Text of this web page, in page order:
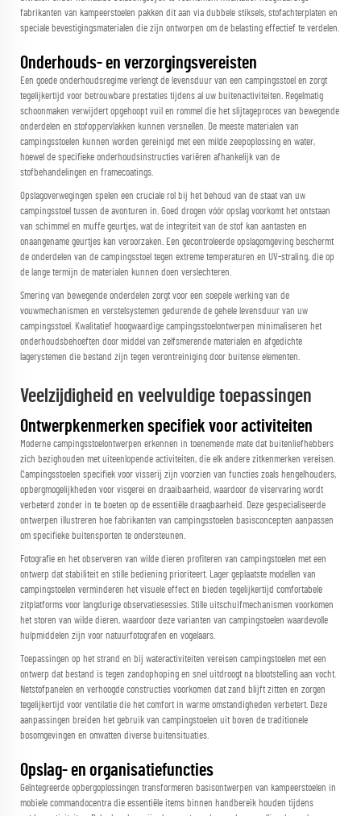
fabrikanten van kampeerstoelen pakken dit aan via dubbele stiksels, stofachterplaten en
speciale bevestigingsmaterialen die zijn ontworpen om de belasting effectief te verdelen.
Onderhouds- en verzorgingsvereisten
Een goede onderhoudsregime verlengt de levensduur van een campingsstoel en zorgt
tegelijkertijd voor betrouwbare prestaties tijdens al uw buitenactiviteiten. Regelmatig
schoonmaken verwijdert opgehoopt vuil en rommel die het slijtageproces van bewegende
onderdelen en stofoppervlakken kunnen versnellen. De meeste materialen van
campingsstoelen kunnen worden gereinigd met een milde zeepoplossing en water,
hoewel de specifieke onderhoudsinstructies variëren afhankelijk van de
stofbehandelingen en framecoatings.
Opslagoverwegingen spelen een cruciale rol bij het behoud van de staat van uw
campingsstoel tussen de avonturen in. Goed drogen vóór opslag voorkomt het ontstaan
van schimmel en muffe geurtjes, wat de integriteit van de stof kan aantasten en
onaangename geurtjes kan veroorzaken. Een gecontroleerde opslagomgeving beschermt
de onderdelen van de campingsstoel tegen extreme temperaturen en UV-straling, die op
de lange termijn de materialen kunnen doen verslechteren.
Smering van bewegende onderdelen zorgt voor een soepele werking van de
vouwmechanismen en verstelsystemen gedurende de gehele levensduur van uw
campingsstoel. Kwalitatief hoogwaardige campingsstoelontwerpen minimaliseren het
onderhoudsbehoeften door middel van zelfsmerende materialen en afgedichte
lagerystemen die bestand zijn tegen verontreiniging door buitense elementen.
Veelzijdigheid en veelvuldige toepassingen
Ontwerpkenmerken specifiek voor activiteiten
Moderne campingsstoelontwerpen erkennen in toenemende mate dat buitenliefhebbers
zich bezighouden met uiteenlopende activiteiten, die elk andere zitkenmerken vereisen.
Campingsstoelen specifiek voor visserij zijn voorzien van functies zoals hengelhouders,
opbergmogelijkheden voor visgerei en draaibaarheid, waardoor de viservaring wordt
verbeterd zonder in te boeten op de essentiële draagbaarheid. Deze gespecialiseerde
ontwerpen illustreren hoe fabrikanten van campingsstoelen basisconcepten aanpassen
om specifieke buitensporten te ondersteunen.
Fotografie en het observeren van wilde dieren profiteren van campingstoelen met een
ontwerp dat stabiliteit en stille bediening prioriteert. Lager geplaatste modellen van
campingstoelen verminderen het visuele effect en bieden tegelijkertijd comfortabele
zitplatforms voor langdurige observatiesessies. Stille uitschuifmechanismen voorkomen
het storen van wilde dieren, waardoor deze varianten van campingstoelen waardevolle
hulpmiddelen zijn voor natuurfotografen en vogelaars.
Toepassingen op het strand en bij wateractiviteiten vereisen campingstoelen met een
ontwerp dat bestand is tegen zandophoping en snel uitdroogt na blootstelling aan vocht.
Netstofpanelen en verhoogde constructies voorkomen dat zand blijft zitten en zorgen
tegelijkertijd voor ventilatie die het comfort in warme omstandigheden verbetert. Deze
aanpassingen breiden het gebruik van campingstoelen uit boven de traditionele
bosomgevingen en omvatten diverse buitensituaties.
Opslag- en organisatiefuncties
Geïntegreerde opbergoplossingen transformeren basisontwerpen van kampeerstoelen in
mobiele commandocentra die essentiële items binnen handbereik houden tijdens